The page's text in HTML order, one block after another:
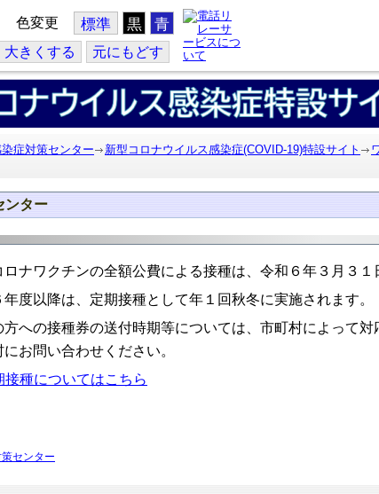
色変更 標準 黒 青
大きくする 元にもどす
症対策センター 新型コロナウイルス感染症(COVID-19)特設サイト
ンター
ロナワクチンの全額公費による接種は、令和６年３月３１
年度以降は、定期接種として年１回秋冬に実施されます。
方への接種券の送付時期等については、市町村によって
お問い合わせください。
種についてはこちら
センター